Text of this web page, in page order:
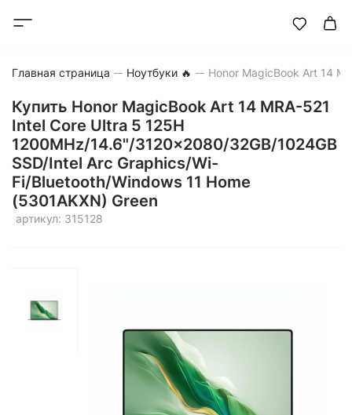
Главная страница Ноутбуки 🔥
Купить Honor MagicBook Art 14 MRA-521
Intel Core Ultra 5 125H
1200MHz/14.6"/3120x2080/32GB/1024GB
SSD/Intel Arc Graphics/Wi-
Fi/Bluetooth/Windows 11 Home
(5301AKXN) Green
артикул: 315128